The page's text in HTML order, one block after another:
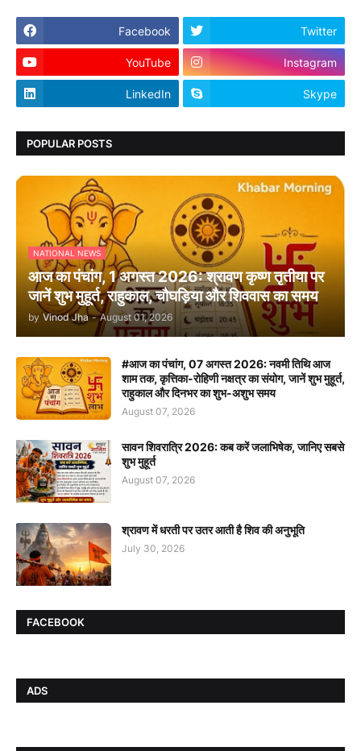
Facebook Twitter
YouTube Instagram
LinkedIn Skype
POPULAR POSTS
NATIONAL NEWS
आज का पंचांग, 1 अगस्त 2026: श्रावण कृष्ण तृतीया पर
जानें शुभ मुहूर्त, राहुकाल, चौघड़िया और शिववास का समय
by Vinod Jha - August 01, 2026
#आज का पंचांग, 07 अगस्त 2026: नवमी तिथि आज
शाम तक, कृत्तिका-रोहिणी नक्षत्र का संयोग, जानें शुभ मुहूर्त,
राहुकाल और दिनभर का शुभ-अशुभ समय
August 07, 2026
सावन शिवरात्रि 2026: कब करें जलाभिषेक, जानिए सबसे
शुभ मुहूर्त
August 07, 2026
श्रावण में धरती पर उतर आती है शिव की अनुभूति
July 30, 2026
FACEBOOK
ADS